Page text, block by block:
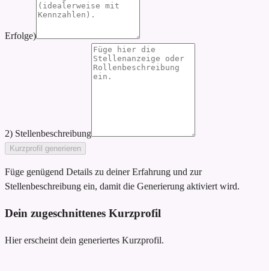
Erfolge)
2) Stellenbeschreibung
Kurzprofil generieren
Füge genügend Details zu deiner Erfahrung und zur
Stellenbeschreibung ein, damit die Generierung aktiviert wird.
Dein zugeschnittenes Kurzprofil
Hier erscheint dein generiertes Kurzprofil.